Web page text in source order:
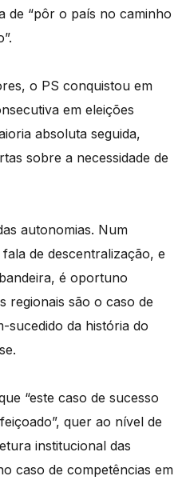
de “pôr o país no caminho
o PS conquistou em
em eleições
absoluta seguida,
sobre a necessidade de
autonomias. Num
de descentralização, e
é oportuno
regionais são o caso de
sucedido da história do
“este caso de sucesso
quer ao nível de
institucional das
caso de competências em